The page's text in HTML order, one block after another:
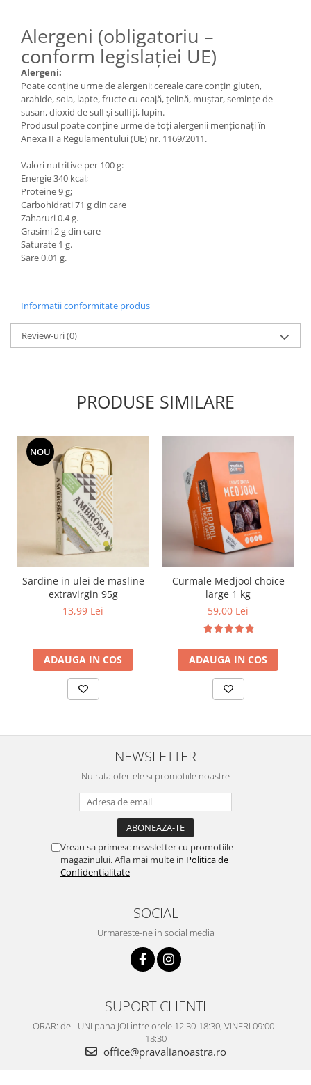
Alergeni (obligatoriu –
conform legislației UE)
Alergeni:
Poate conține urme de alergeni: cereale care conțin gluten,
arahide, soia, lapte, fructe cu coajă, țelină, muștar, semințe de
susan, dioxid de sulf și sulfiți, lupin.
Produsul poate conține urme de toți alergenii menționați în
Anexa II a Regulamentului (UE) nr. 1169/2011.
Valori nutritive per 100 g:
Energie 340 kcal;
Proteine 9 g;
Carbohidrati 71 g din care
Zaharuri 0.4 g.
Grasimi 2 g din care
Saturate 1 g.
Sare 0.01 g.
Informatii conformitate produs
Review-uri(0)
PRODUSE SIMILARE
NOU
Sardine in ulei de masline
extravirgin 95g
13,99 Lei
ADAUGA IN COS
Curmale Medjool choice
large 1 kg
59,00 Lei
ADAUGA IN COS
NEWSLETTER
Nu rata ofertele si promotiile noastre
Vreau sa primesc newsletter cu promotiile
magazinului. Afla mai multe in Politica de
Confidentialitate
SOCIAL
Urmareste-ne in social media
SUPORT CLIENTI
ORAR: de LUNI pana JOI intre orele 12:30-18:30, VINERI 09:00 -
18:30
office@pravalianoastra.ro